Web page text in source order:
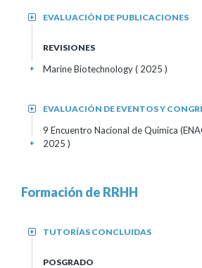
EVALUACIÓN DE PUBLICACIONES
+
REVISIONES
Marine Biotechnology( 2025 )
+
EVALUACIÓN DE EVENTOS Y
+
9 Encuentro Nacional de Química
2025 )
+
Formación de RRHH
TUTORÍAS CONCLUIDAS
+
POSGRADO